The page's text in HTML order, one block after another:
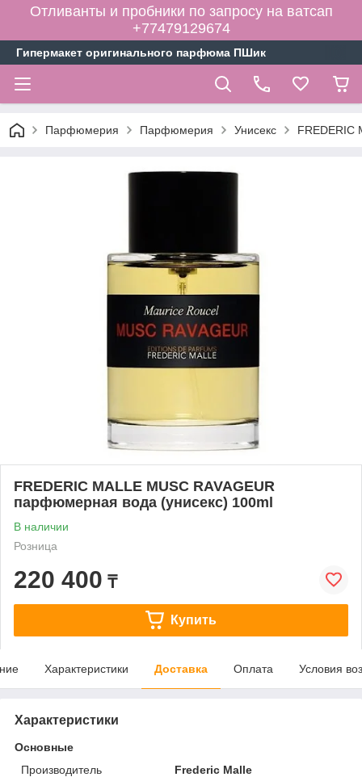
Отливанты и пробники по запросу на ватсап
+77479129674
Гипермакет оригинального парфюма ПШик
Парфюмерия Парфюмерия Унисекс FREDERIC
FREDERIC MALLE MUSC RAVAGEUR
парфюмерная вода (унисекс) 100ml
В наличии
Розница
220 400 ₸
Купить
Характеристики Доставка Оплата Условия
Характеристики
Основные
Производитель
Frederic Malle